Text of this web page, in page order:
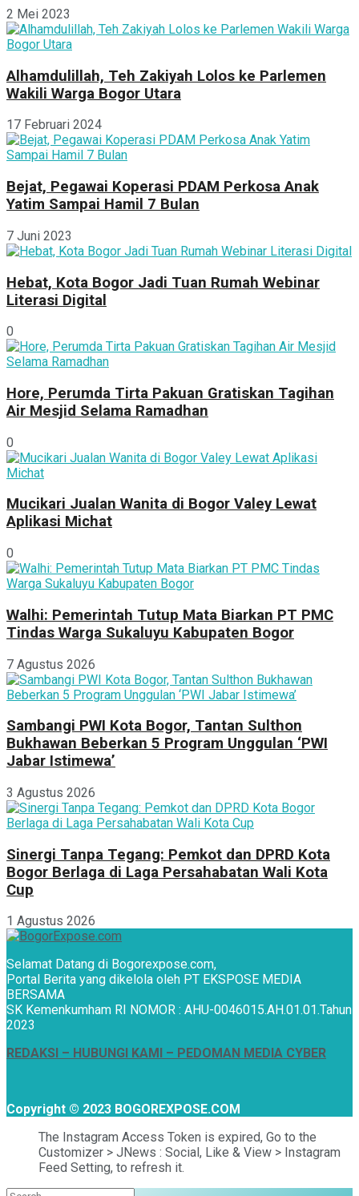
2 Mei 2023
Alhamdulillah, Teh Zakiyah Lolos ke Parlemen
Wakili Warga Bogor Utara
17 Februari 2024
Bejat, Pegawai Koperasi PDAM Perkosa Anak
Yatim Sampai Hamil 7 Bulan
7 Juni 2023
Hebat, Kota Bogor Jadi Tuan Rumah Webinar
Literasi Digital
0
Hore, Perumda Tirta Pakuan Gratiskan Tagihan
Air Mesjid Selama Ramadhan
0
Mucikari Jualan Wanita di Bogor Valey Lewat
Aplikasi Michat
0
Walhi: Pemerintah Tutup Mata Biarkan PT PMC
Tindas Warga Sukaluyu Kabupaten Bogor
7 Agustus 2026
Sambangi PWI Kota Bogor, Tantan Sulthon
Bukhawan Beberkan 5 Program Unggulan ‘PWI
Jabar Istimewa’
3 Agustus 2026
Sinergi Tanpa Tegang: Pemkot dan DPRD Kota
Bogor Berlaga di Laga Persahabatan Wali Kota
Cup
1 Agustus 2026
Selamat Datang di Bogorexpose.com,
Portal Berita yang dikelola oleh PT EKSPOSE MEDIA
BERSAMA
SK Kemenkumham RI NOMOR : AHU-0046015.AH.01.01.Tahun
2023
REDAKSI – HUBUNGI KAMI – PEDOMAN MEDIA CYBER
Copyright © 2023 BOGOREXPOSE.COM
The Instagram Access Token is expired, Go to the
Customizer > JNews : Social, Like & View > Instagram
Feed Setting, to refresh it.